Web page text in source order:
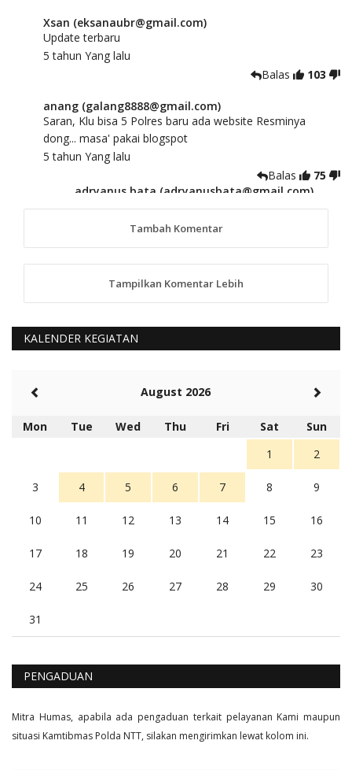
Xsan (eksanaubr@gmail.com)
Update terbaru
5 tahun Yang lalu
Balas
103
anang (galang8888@gmail.com)
Saran, Klu bisa 5 Polres baru ada website Resminya
dong... masa' pakai blogspot
5 tahun Yang lalu
Balas
75
adryanus bata (adryanusbata@gmail.com)
TKS atas saran dan masukannya, akan kami
tindaklanjuti
anggy (anakkaos@gmail.com)
Kami perantu bisa baca langsung terkait Pilkada Sumba
5 tahun Yang lalu
Rambu (rambu03@gmail.com)
Berita Polres Sumba Barat Mantap
5 tahun Yang lalu
Balas
16
Tambah Komentar
Tampilkan Komentar Lebih
KALENDER KEGIATAN
August 2026
Mon Tue Wed Thu Fri Sat
Sun
1
2
3 4 5 6 7 8 9
10 11 12 13 14 15 16
17 18 19 20 21 22 23
24 25 26 27 28 29 30
31
PENGADUAN
Mitra Humas, apabila ada pengaduan terkait pelayanan Kami maupun
situasi Kamtibmas Polda NTT, silakan mengirimkan lewat kolom ini.